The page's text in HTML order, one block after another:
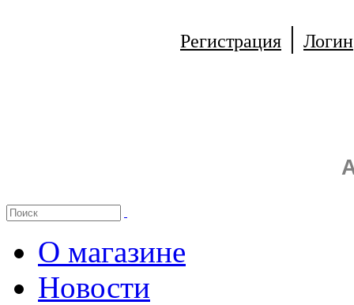
Регистрация | Логин
О магазине
Новости